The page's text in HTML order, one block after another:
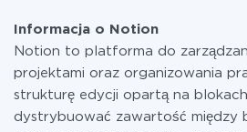
Informacja o Notion
Notion to platforma do
projektami oraz organizowania
strukturę edycji opartą na
dystrybuować zawartość między